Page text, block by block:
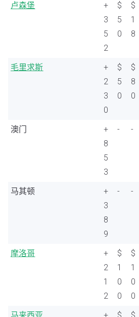
卢森堡
+
3
5
2
$
5
0
$
1
8
毛里求斯
+
2
3
0
$
5
0
$
8
0
澳门
+
8
5
3
- -
马其顿
+
3
8
9
- -
摩洛哥
+
2
1
2
$
1
0
0
$
1
0
0